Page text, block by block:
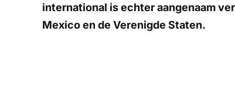
international is echter aangenaam
Mexico en de Verenigde Staten.